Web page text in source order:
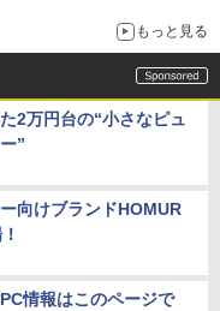
もっと見る
2万円台の“小さなピュ
”
向けブランドHOMUR
情報はこのページで